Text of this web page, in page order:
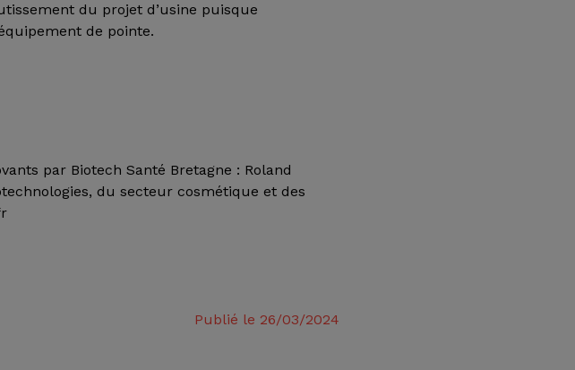
du projet d’usine puisque
de pointe.
par Biotech Santé Bretagne : Roland
du secteur cosmétique et des
Publié le 26/03/2024